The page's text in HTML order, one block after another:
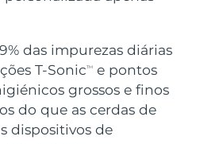
das impurezas diárias
T-SonicTM
e pontos
grossos e finos
do que as cerdas de
dispositivos de
Men
aging massage
eyes & lips
line smoothing device
and red light therapy
silicone sonic toothbrush
Tratamentos LED
NEW
Entrega prevista11/08/2026
Entrega prevista15/08/2026
Entrega prevista